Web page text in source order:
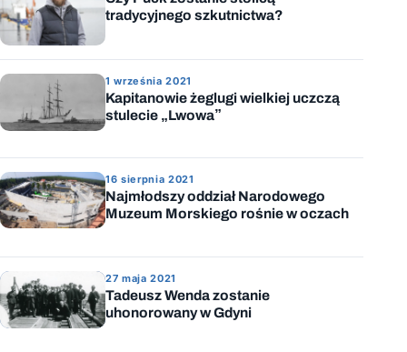
tradycyjnego szkutnictwa?
1 września 2021
Kapitanowie żeglugi wielkiej uczczą
stulecie „Lwowa”
16 sierpnia 2021
Najmłodszy oddział Narodowego
Muzeum Morskiego rośnie w oczach
27 maja 2021
Tadeusz Wenda zostanie
uhonorowany w Gdyni